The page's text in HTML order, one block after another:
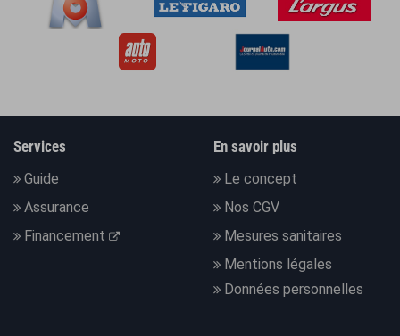
Services
Guide
Assurance
Financement
En savoir plus
Le concept
Nos CGV
Mesures sanitaires
Mentions légales
Données personnelles